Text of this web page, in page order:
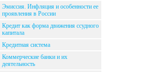
Эмиссия. Инфляция и особенности ее
проявления в России
Кредит как форма движения ссудного
капитала
Кредитная система
Коммерческие банки и их
деятельность